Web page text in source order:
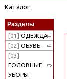
Каталог
Разделы
[01] ОДЕЖДА
[02] ОБУВЬ
[03]
ГОЛОВНЫЕ
УБОРЫ